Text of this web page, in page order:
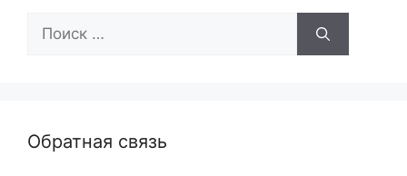
Поиск:
Обратная связь